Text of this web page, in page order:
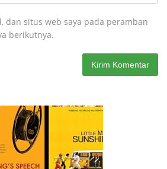
dan situs web saya pada peramban
berikutnya.